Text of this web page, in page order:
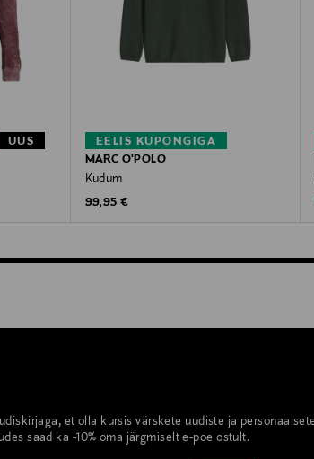
UUS
EELIS KUPONGIGA
MARC O'POLO
Kudum
Original Price
99,95 €
et olla kursis värskete uudiste ja personaalsete
saad ka -10% oma järgmiselt e-poe ostult.